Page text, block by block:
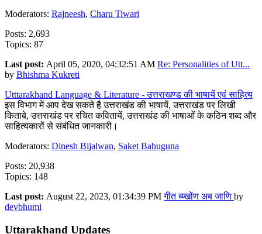
Moderators: Rajneesh, Charu Tiwari
Posts: 2,693
Topics: 87
Last post: April 05, 2020, 04:32:51 AM Re: Personalities of Utt...
by Bhishma Kukreti
Utttarakhand Language & Literature - उत्तराखण्ड की भाषायें एवं साहित्य
इस विभाग में आप देख सकते है उत्तराखंड की भाषायें, उत्तराखंड पर लिखी
किताबे, उत्तराखंड पर रचित कवितायें, उत्तराखंड की भाषाओं के कठिन शब्द और
साहित्यकारों से संबंधित जानकारी।
Moderators: Dinesh Bijalwan, Saket Bahuguna
Posts: 20,938
Topics: 148
Last post: August 22, 2023, 01:34:39 PMगीत ब्य्खोंण अब जाणि by
devbhumi
Uttarakhand Updates